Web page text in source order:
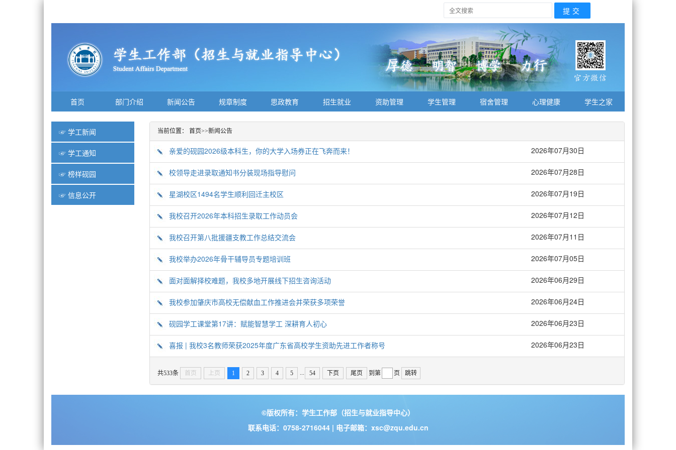
首页 部门介绍 新闻公告 规章制度 思政教育 招生就业 资助管理 学生管理 宿舍管理 心理健康 学生之家
☞ 学工新闻
☞ 学工通知
☞ 榜样砚园
☞ 信息公开
当前位置： 首页>>新闻公告
亲爱的砚园2026级本科生，你的大学入场券正在飞奔而来！ 2026年07月30日
校领导走进录取通知书分装现场指导慰问 2026年07月28日
星湖校区1494名学生顺利回迁主校区 2026年07月19日
我校召开2026年本科招生录取工作动员会 2026年07月12日
我校召开第八批援疆支教工作总结交流会 2026年07月11日
我校举办2026年骨干辅导员专题培训班 2026年07月05日
面对面解择校难题，我校多地开展线下招生咨询活动 2026年06月29日
我校参加肇庆市高校无偿献血工作推进会并荣获多项荣誉 2026年06月24日
砚园学工课堂第17讲：赋能智慧学工 深耕育人初心 2026年06月23日
喜报 | 我校3名教师荣获2025年度广东省高校学生资助先进工作者称号 2026年06月23日
共533条 首页 上页 1 2 3 4 5 54 下页 尾页 到第 页 跳转
©版权所有：学生工作部（招生与就业指导中心）
联系电话：0758-2716044 | 电子邮箱：xsc@zqu.edu.cn